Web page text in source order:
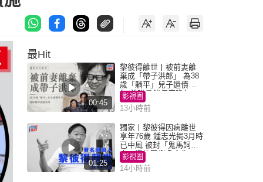
最Hit
00:45
黎彼得離世丨被前妻離
棄成「帶子洪郎」 為38
歲「躺平」兒子還債多
年 曾盼尋伴侶度晚年
影視圈
13小時前
01:25
獨家丨黎彼得因病離世
享年76歲 鍾志光揭3月時
已中風 被封「鬼馬詞
人」與許冠傑多合作
影視圈
14小時前